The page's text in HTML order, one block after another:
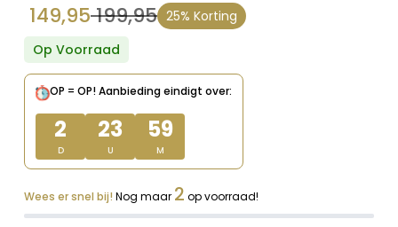
199,95
Oorspronkelijke
prijs
was:
€ 199,95.
149,95
Huidige
prijs
is:
€ 149,95.
25% Korting
Op Voorraad
OP = OP!Aanbieding eindigt over:
2
D
23
U
59
M
Wees er snel bij! Nog maar 2 op voorraad!